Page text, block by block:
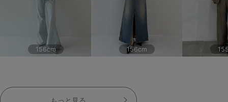
156cm 156cm
もっと見る